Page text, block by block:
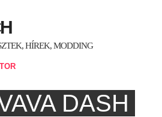
HÍREK, MODDING
DASH